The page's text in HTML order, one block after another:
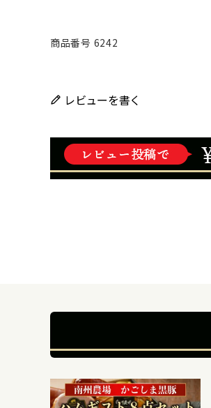
商品番号 6242
レビューを書く